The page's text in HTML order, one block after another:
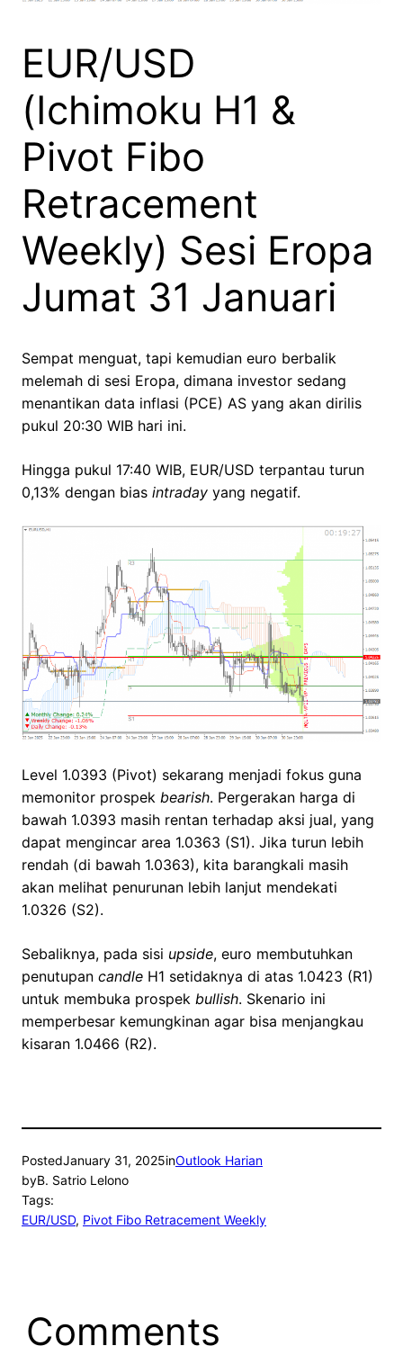
EUR/USD
(Ichimoku H1 &
Pivot Fibo
Retracement
Weekly) Sesi Eropa
Jumat 31 Januari
Sempat menguat, tapi kemudian euro berbalik
melemah di sesi Eropa, dimana investor sedang
menantikan data inflasi (PCE) AS yang akan dirilis
pukul 20:30 WIB hari ini.
Hingga pukul 17:40 WIB, EUR/USD terpantau turun
0,13% dengan bias intraday yang negatif.
Level 1.0393 (Pivot) sekarang menjadi fokus guna
memonitor prospek bearish. Pergerakan harga di
bawah 1.0393 masih rentan terhadap aksi jual, yang
dapat mengincar area 1.0363 (S1). Jika turun lebih
rendah (di bawah 1.0363), kita barangkali masih
akan melihat penurunan lebih lanjut mendekati
1.0326 (S2).
Sebaliknya, pada sisi upside, euro membutuhkan
penutupan candle H1 setidaknya di atas 1.0423 (R1)
untuk membuka prospek bullish. Skenario ini
memperbesar kemungkinan agar bisa menjangkau
kisaran 1.0466 (R2).
PostedJanuary 31, 2025inOutlook Harian
byB. Satrio Lelono
Tags:
EUR/USD, Pivot Fibo Retracement Weekly
Comments